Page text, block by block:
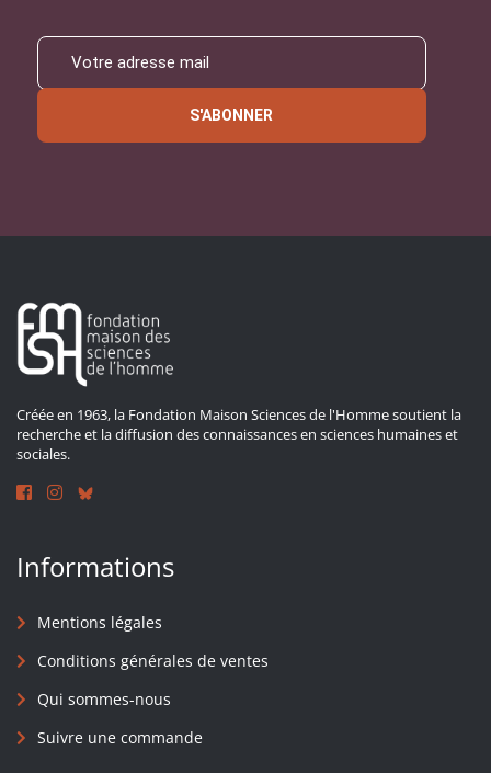
S'ABONNER
Créée en 1963, la Fondation Maison Sciences de l'Homme soutient la
recherche et la diffusion des connaissances en sciences humaines et
sociales.
Informations
Mentions légales
Conditions générales de ventes
Qui sommes-nous
Suivre une commande